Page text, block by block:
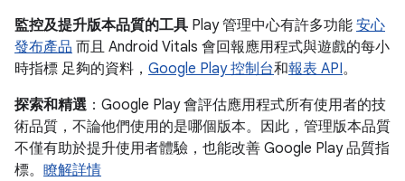
監控及提升版本品質的工具 Play 管理中心有許多功能 安心
發布產品 而且 Android Vitals 會回報應用程式與遊戲的每小
時指標 足夠的資料， Google Play 控制台和報表 API。
探索和精選 ：Google Play 會評估應用程式所有使用者的技
術品質，不論他們使用的是哪個版本。因此，管理版本品質
不僅有助於提升使用者體驗，也能改善 Google Play 品質指
標。 瞭解詳情